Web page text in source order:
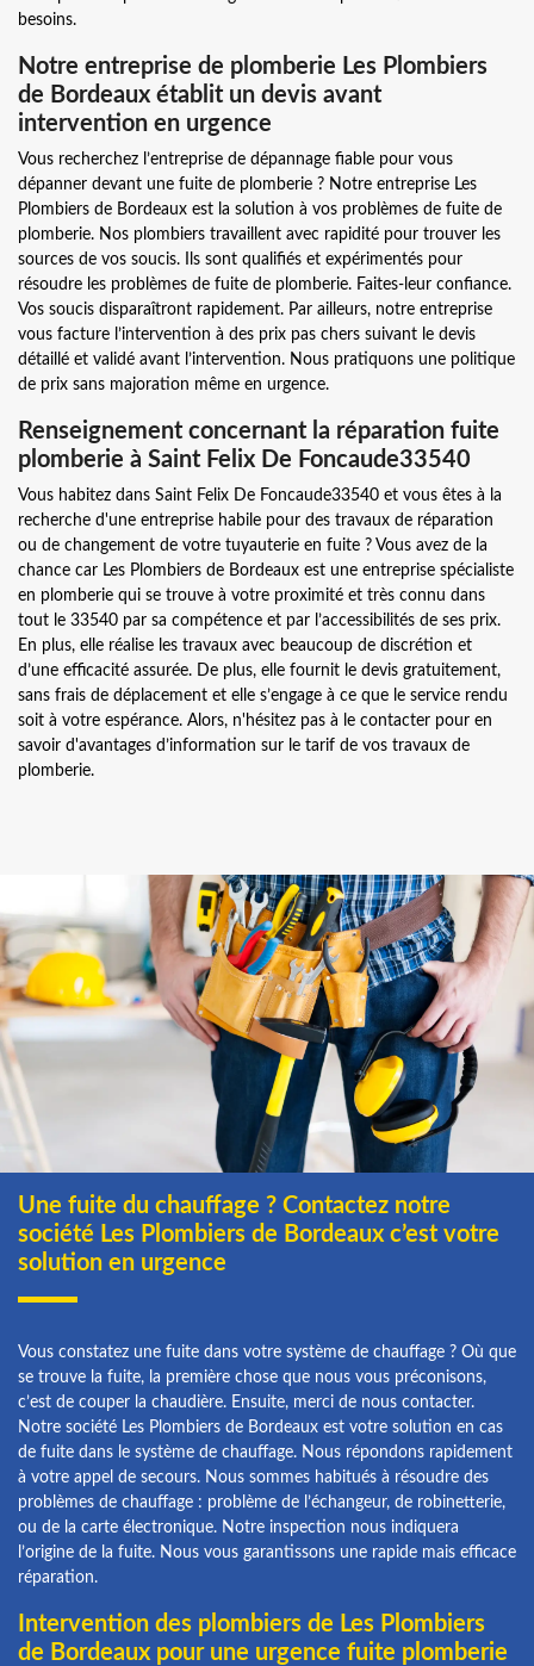
besoins.
Notre entreprise de plomberie Les Plombiers
de Bordeaux établit un devis avant
intervention en urgence
Vous recherchez l’entreprise de dépannage fiable pour vous
dépanner devant une fuite de plomberie ? Notre entreprise Les
Plombiers de Bordeaux est la solution à vos problèmes de fuite de
plomberie. Nos plombiers travaillent avec rapidité pour trouver les
sources de vos soucis. Ils sont qualifiés et expérimentés pour
résoudre les problèmes de fuite de plomberie. Faites-leur confiance.
Vos soucis disparaîtront rapidement. Par ailleurs, notre entreprise
vous facture l’intervention à des prix pas chers suivant le devis
détaillé et validé avant l’intervention. Nous pratiquons une politique
de prix sans majoration même en urgence.
Renseignement concernant la réparation fuite
plomberie à Saint Felix De Foncaude33540
Vous habitez dans Saint Felix De Foncaude33540 et vous êtes à la
recherche d'une entreprise habile pour des travaux de réparation
ou de changement de votre tuyauterie en fuite ? Vous avez de la
chance car Les Plombiers de Bordeaux est une entreprise spécialiste
en plomberie qui se trouve à votre proximité et très connu dans
tout le 33540 par sa compétence et par l’accessibilités de ses prix.
En plus, elle réalise les travaux avec beaucoup de discrétion et
d’une efficacité assurée. De plus, elle fournit le devis gratuitement,
sans frais de déplacement et elle s’engage à ce que le service rendu
soit à votre espérance. Alors, n'hésitez pas à le contacter pour en
savoir d'avantages d’information sur le tarif de vos travaux de
plomberie.
Une fuite du chauffage ? Contactez notre
société Les Plombiers de Bordeaux c’est votre
solution en urgence
Vous constatez une fuite dans votre système de chauffage ? Où que
se trouve la fuite, la première chose que nous vous préconisons,
c’est de couper la chaudière. Ensuite, merci de nous contacter.
Notre société Les Plombiers de Bordeaux est votre solution en cas
de fuite dans le système de chauffage. Nous répondons rapidement
à votre appel de secours. Nous sommes habitués à résoudre des
problèmes de chauffage : problème de l’échangeur, de robinetterie,
ou de la carte électronique. Notre inspection nous indiquera
l’origine de la fuite. Nous vous garantissons une rapide mais efficace
réparation.
Intervention des plombiers de Les Plombiers
de Bordeaux pour une urgence fuite plomberie